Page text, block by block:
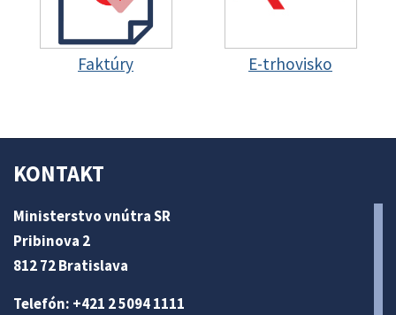
Faktúry E-trhovisko
KONTAKT
Ministerstvo vnútra SR
Pribinova 2
812 72 Bratislava
Telefón: +421 2 5094 1111